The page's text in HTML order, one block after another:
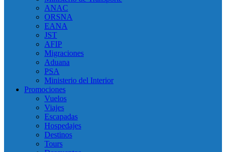
ANAC
ORSNA
EANA
JST
AFIP
Migraciones
Aduana
PSA
Ministerio del Interior
Promociones
Vuelos
Viajes
Escapadas
Hospedajes
Destinos
Tours